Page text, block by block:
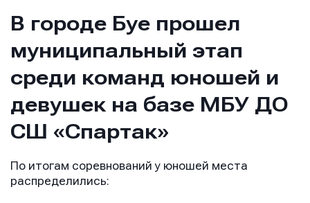
В городе Буе прошел
муниципальный этап
среди команд юношей и
девушек на базе МБУ ДО
СШ «Спартак»
По итогам соревнований у юношей места
распределились: